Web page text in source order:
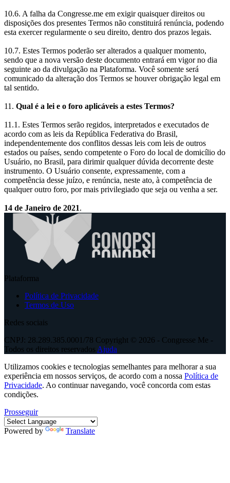
10.6. A falha da Congresse.me em exigir quaisquer direitos ou
disposições dos presentes Termos não constituirá renúncia, podendo
esta exercer regularmente o seu direito, dentro dos prazos legais.
10.7. Estes Termos poderão ser alterados a qualquer momento,
sendo que a nova versão deste documento entrará em vigor no dia
seguinte ao da divulgação na Plataforma. Você somente será
comunicado da alteração dos Termos se houver obrigação legal em
tal sentido.
11. Qual é a lei e o foro aplicáveis a estes Termos?
11.1. Estes Termos serão regidos, interpretados e executados de
acordo com as leis da República Federativa do Brasil,
independentemente dos conflitos dessas leis com leis de outros
estados ou países, sendo competente o Foro do local de domicílio do
Usuário, no Brasil, para dirimir qualquer dúvida decorrente deste
instrumento. O Usuário consente, expressamente, com a
competência desse juízo, e renúncia, neste ato, à competência de
qualquer outro foro, por mais privilegiado que seja ou venha a ser.
14 de Janeiro de 2021.
Plataforma
Política de Privacidade
Termos de Uso
Redes sociais
CNPJ: 28.289.385.0001/78 Copyright © 2026 - Congresse Me -
Todos os direitos reservados Ajuda
Utilizamos cookies e tecnologias semelhantes para melhorar a sua
experiência em nossos serviços, de acordo com a nossa Política de
Privacidade. Ao continuar navegando, você concorda com estas
condições.
Prosseguir
Powered by Translate